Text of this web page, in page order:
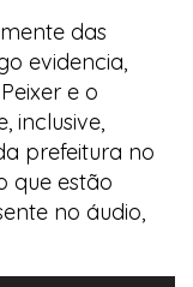
das
evidencia,
e o
inclusive,
prefeitura no
que estão
no áudio,